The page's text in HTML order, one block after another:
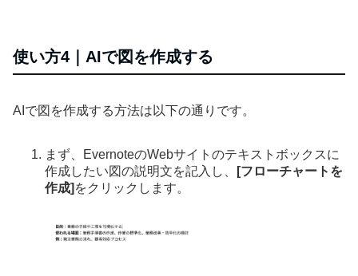
使い方4｜AIで図を作成する
AIで図を作成する方法は以下の通りです。
まず、EvernoteのWebサイトのテキストボックスに
作成したい図の説明文を記入し、
[フローチャートを
作成] をクリックします。